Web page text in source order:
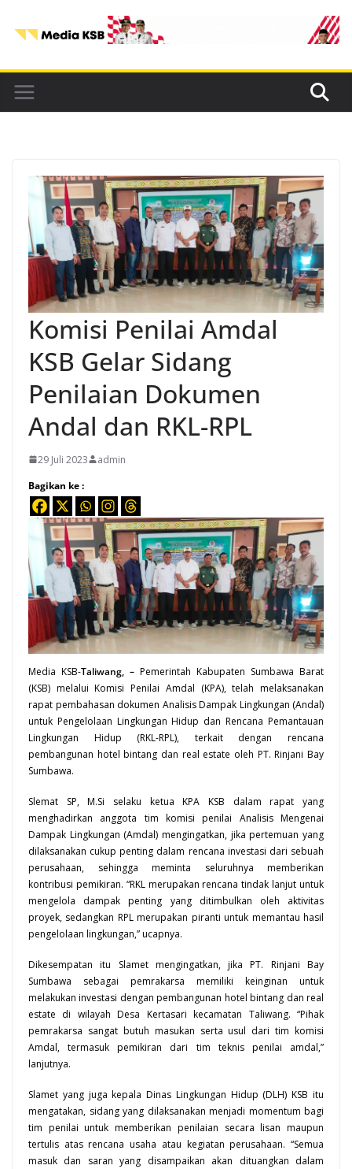
content
Komisi Penilai Amdal
KSB Gelar Sidang
Penilaian Dokumen
Andal dan RKL-RPL
29 Juli 2023
admin
Bagikan ke :
Media KSB-Taliwang, – Pemerintah Kabupaten Sumbawa Barat
(KSB) melalui Komisi Penilai Amdal (KPA), telah melaksanakan
rapat pembahasan dokumen Analisis Dampak Lingkungan (Andal)
untuk Pengelolaan Lingkungan Hidup dan Rencana Pemantauan
Lingkungan Hidup (RKL-RPL), terkait dengan rencana
pembangunan hotel bintang dan real estate oleh PT. Rinjani Bay
Sumbawa.
Slemat SP, M.Si selaku ketua KPA KSB dalam rapat yang
menghadirkan anggota tim komisi penilai Analisis Mengenai
Dampak Lingkungan (Amdal) mengingatkan, jika pertemuan yang
dilaksanakan cukup penting dalam rencana investasi dari sebuah
perusahaan, sehingga meminta seluruhnya memberikan
kontribusi pemikiran. “RKL merupakan rencana tindak lanjut untuk
mengelola dampak penting yang ditimbulkan oleh aktivitas
proyek, sedangkan RPL merupakan piranti untuk memantau hasil
pengelolaan lingkungan,” ucapnya.
Dikesempatan itu Slamet mengingatkan, jika PT. Rinjani Bay
Sumbawa sebagai pemrakarsa memiliki keinginan untuk
melakukan investasi dengan pembangunan hotel bintang dan real
estate di wilayahDesa Kertasari kecamatan Taliwang. “Pihak
pemrakarsa sangat butuh masukan serta usul dari tim komisi
Amdal, termasuk pemikiran dari tim teknis penilai amdal,”
lanjutnya.
Slamet yang juga kepala Dinas Lingkungan Hidup (DLH) KSB itu
mengatakan, sidang yang dilaksanakan menjadi momentum bagi
tim penilai untuk memberikan penilaian secara lisan maupun
tertulis atas rencana usaha atau kegiatan perusahaan. “Semua
masuk dan saran yang disampaikan akan dituangkan dalam